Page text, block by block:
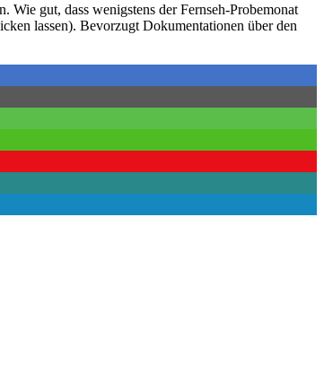
gut, dass wenigstens der Fernseh-Probemonat
lassen). Bevorzugt Dokumentationen über den